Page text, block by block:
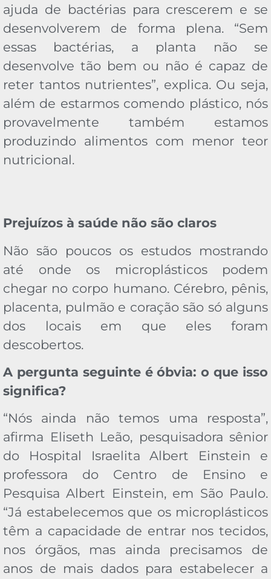
ajuda de bactérias para crescerem e se
desenvolverem de forma plena. “Sem
essas bactérias, a planta não se
desenvolve tão bem ou não é capaz de
reter tantos nutrientes”, explica. Ou seja,
além de estarmos comendo plástico, nós
provavelmente também estamos
produzindo alimentos com menor teor
nutricional.
Prejuízos à saúde não são claros
Não são poucos os estudos mostrando
até onde os microplásticos podem
chegar no corpo humano. Cérebro, pênis,
placenta, pulmão e coração são só alguns
dos locais em que eles foram
descobertos.
A pergunta seguinte é óbvia: o que isso
significa?
“Nós ainda não temos uma resposta”,
afirma Eliseth Leão, pesquisadora sênior
do Hospital Israelita Albert Einstein e
professora do Centro de Ensino e
Pesquisa Albert Einstein, em São Paulo.
“Já estabelecemos que os microplásticos
têm a capacidade de entrar nos tecidos,
nos órgãos, mas ainda precisamos de
anos de mais dados para estabelecer a